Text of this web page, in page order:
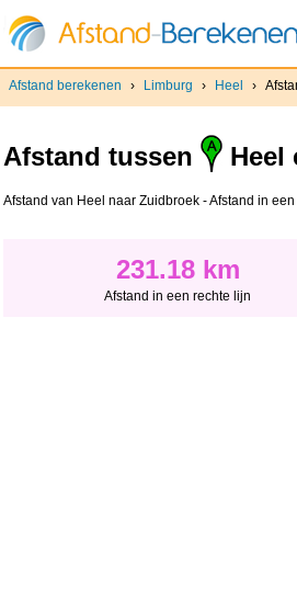
Afstand berekenen › Limburg › Heel ›
Afstand tussen Heel
Afstand van Heel naar Zuidbroek - Afstand in
231.18 km
Afstand in een rechte lijn